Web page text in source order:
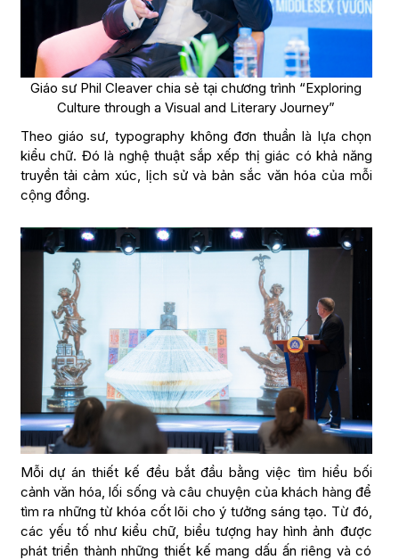
Giáo sư Phil Cleaver chia sẻ tại chương trình “Exploring
Culture through a Visual and Literary Journey”
Theo giáo sư, typography không đơn thuần là lựa chọn
kiểu chữ. Đó là nghệ thuật sắp xếp thị giác có khả năng
truyền tải cảm xúc, lịch sử và bản sắc văn hóa của mỗi
cộng đồng.
Mỗi dự án thiết kế đều bắt đầu bằng việc tìm hiểu bối
cảnh văn hóa, lối sống và câu chuyện của khách hàng để
tìm ra những từ khóa cốt lõi cho ý tưởng sáng tạo. Từ đó,
các yếu tố như kiểu chữ, biểu tượng hay hình ảnh được
phát triển thành những thiết kế mang dấu ấn riêng và có